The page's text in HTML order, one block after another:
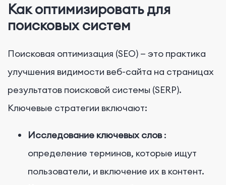
Как оптимизировать для
поисковых систем
Поисковая оптимизация (SEO) — это практика
улучшения видимости веб-сайта на страницах
результатов поисковой системы (SERP).
Ключевые стратегии включают:
Исследование ключевых слов :
определение терминов, которые ищут
пользователи, и включение их в контент.